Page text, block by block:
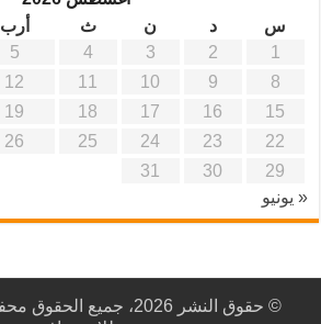
س
د ن ث أرب
1
2
3
4
5
8
9
10
11
12
15
16
17
18
19
22
23
24
25
26
29
30
31
« يونيو
© حقوق النشر 2026، جميع الحقوق محفوظة |